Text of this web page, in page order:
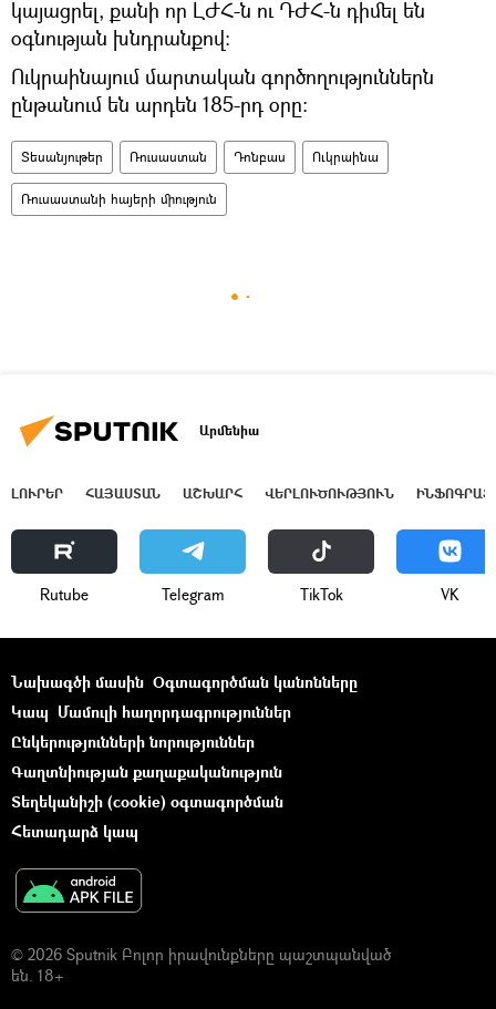
կայացրել, քանի որ ԼԺՀ-ն ու ԴԺՀ-ն դիմել են
օգնության խնդրանքով։
Ուկրաինայում մարտական գործողություններն
ընթանում են արդեն 185-րդ օրը։
Տեսանյութեր Ռուսաստան Դոնբաս Ուկրաինա
Ռուսաստանի հայերի միություն
Արմենիա
ԼՈՒՐԵՐ ՀԱՅԱՍՏԱՆ ԱՇԽԱՐՀ ՎԵՐԼՈՒԾՈՒԹՅՈՒՆ
Rutube Telegram ТikТоk VK
Նախագծի մասին Օգտագործման կանոնները
Կապ Մամուլի հաղորդագրություններ
Ընկերությունների նորություններ
Գաղտնիության քաղաքականություն
Տեղեկանիշի (cookie) օգտագործման
Հետադարձ կապ
© 2026 Sputnik Բոլոր իրավունքները պաշտպանված
են. 18+